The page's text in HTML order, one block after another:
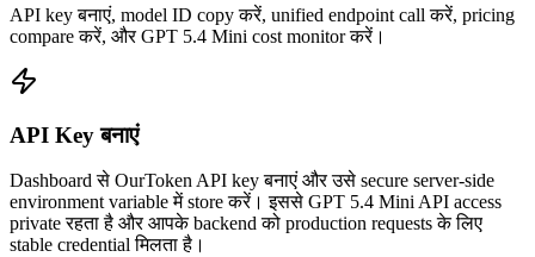
API key बनाएं, model ID copy करें, unified endpoint call करें, pricing
compare करें, और GPT 5.4 Mini cost monitor करें।
API Key बनाएं
Dashboard से OurToken API key बनाएं और उसे secure server-side
environment variable में store करें। इससे GPT 5.4 Mini API access
private रहता है और आपके backend को production requests के लिए
stable credential मिलता है।